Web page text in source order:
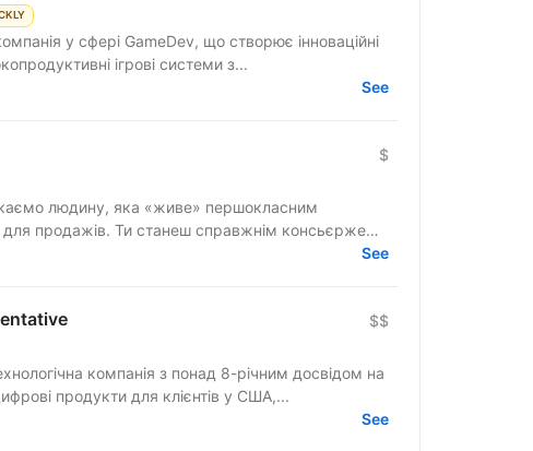
у сфері GameDev, що створює інноваційні
високопродуктивні ігрові системи з...
See
$
продажів. Ти станеш справжнім консьєржем
See
$$
компанія з понад 8-річним досвідом на
продукти для клієнтів у США,...
See